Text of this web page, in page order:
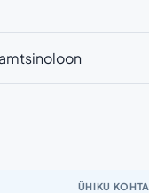
ÜHIKU KOHTA